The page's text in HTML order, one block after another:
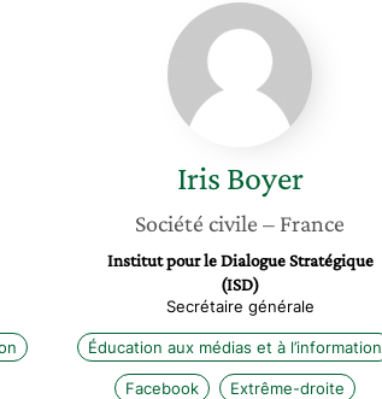
Iris
Boyer
Iris Boyer
Société civile – France
Institut pour le Dialogue Stratégique
(ISD)
Secrétaire générale
Éducation aux médias et à l’information
Facebook Extrême-droite